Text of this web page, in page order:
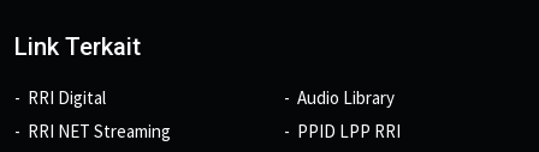
Link Terkait
RRI Digital
RRI NET Streaming
Audio Library
PPID LPP RRI